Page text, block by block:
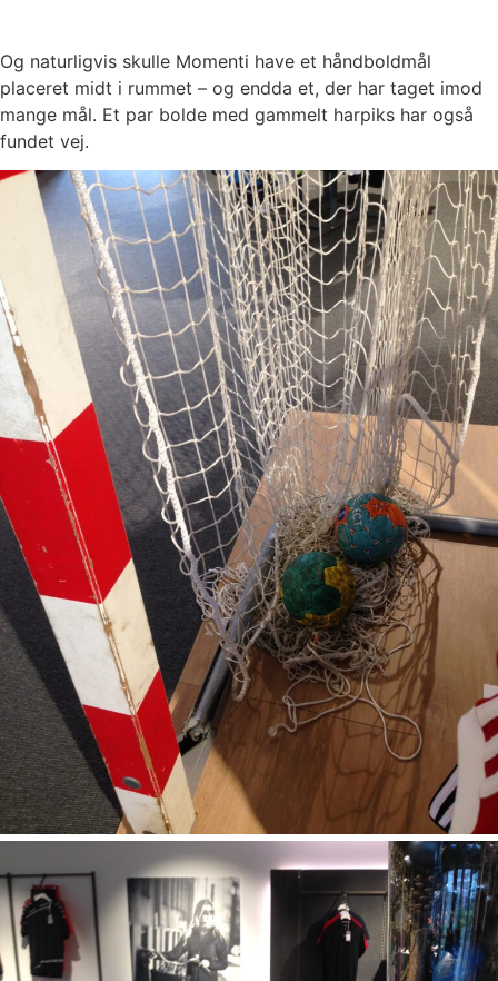
Og naturligvis skulle Momenti have et håndboldmål
placeret midt i rummet – og endda et, der har taget imod
mange mål. Et par bolde med gammelt harpiks har også
fundet vej.